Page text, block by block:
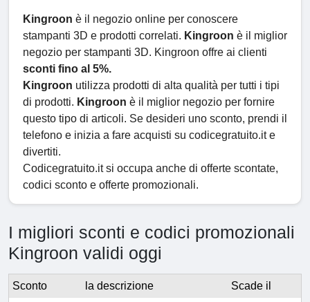
Kingroon è il negozio online per conoscere
stampanti 3D e prodotti correlati. Kingroon è il miglior
negozio per stampanti 3D. Kingroon offre ai clienti
sconti fino al 5%.
Kingroon utilizza prodotti di alta qualità per tutti i tipi
di prodotti. Kingroon è il miglior negozio per fornire
questo tipo di articoli. Se desideri uno sconto, prendi il
telefono e inizia a fare acquisti su codicegratuito.it e
divertiti.
Codicegratuito.it si occupa anche di offerte scontate,
codici sconto e offerte promozionali.
I migliori sconti e codici promozionali
Kingroon validi oggi
Sconto la descrizione Scade il